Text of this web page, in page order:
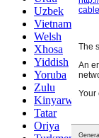
Uzbek
Vietnamese
Welsh
Xhosa
Yiddish
Yoruba
Zulu
Kinyarwanda
Tatar
Oriya